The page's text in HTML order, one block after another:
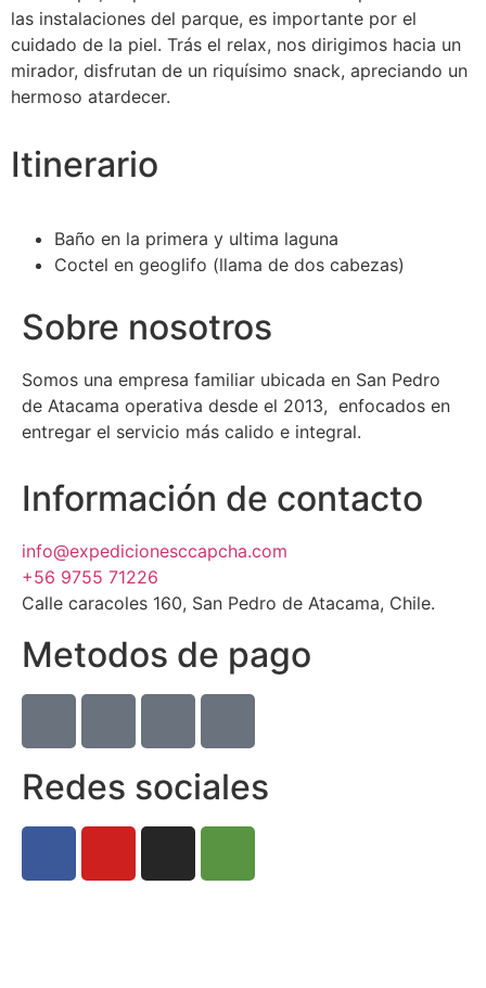
las instalaciones del parque, es importante por el
cuidado de la piel. Trás el relax, nos dirigimos hacia un
mirador, disfrutan de un riquísimo snack, apreciando un
hermoso atardecer.
Itinerario
Baño en la primera y ultima laguna
Coctel en geoglifo (llama de dos cabezas)
Sobre nosotros
Somos una empresa familiar ubicada en San Pedro
de Atacama operativa desde el 2013, enfocados en
entregar el servicio más calido e integral.
Información de contacto
info@expedicionesccapcha.com
+56 9755 71226
Calle caracoles 160, San Pedro de Atacama, Chile.
Metodos de pago
Redes sociales